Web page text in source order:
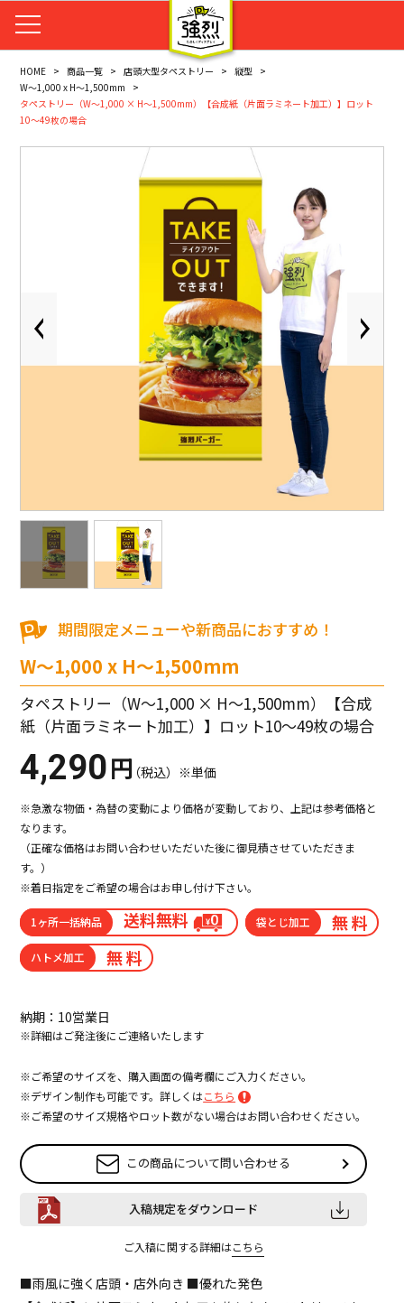
HOME 商品一覧 店頭大型タペストリー
縦型
W～1,000 x H～1,500mm
タペストリー（W～1,000 × H～1,500mm）【合成紙（片面ラミネート加工）】ロット
10～49枚の場合
期間限定メニューや新商品におすすめ！
W～1,000 x H～1,500mm
タペストリー（W～1,000 × H～1,500mm）【合成
紙（片面ラミネート加工）】ロット10～49枚の場合
4,290円（税込）※単価
※急激な物価・為替の変動により価格が変動しており、上記は参考価格と
なります。
（正確な価格はお問い合わせいただいた後に御見積させていただきま
す。）
※着日指定をご希望の場合はお申し付け下さい。
1ヶ所一括納品 送料無料 袋とじ加工 無 料
ハトメ加工 無 料
納期：10営業日
※詳細はご発注後にご連絡いたします
※ご希望のサイズを、購入画面の備考欄にご入力ください。
※デザイン制作も可能です。詳しくはこちら
※ご希望のサイズ規格やロット数がない場合はお問い合わせください。
この商品について問い合わせる
入稿規定をダウンロード
ご入稿に関する詳細はこちら
■雨風に強く店頭・店外向き ■優れた発色